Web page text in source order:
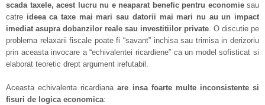
scada taxele, acest lucru nu e neaparat benefic pentru economie sau
catre ideea ca taxe mai mari sau datorii mai mari nu au un impact
imediat asupra dobanzilor reale sau investitiilor private. O discutie pe
problema relaxarii fiscale poate fi “savant” inchisa sau trimisa in derizoriu
prin aceasta invocare a “echivalentei ricardiene” ca un model sofisticat si
elaborat teoretic drept argument irefutabil.
Aceasta echivalenta ricardianaare insa foarte multe inconsistente si
fisuri de logica economica: